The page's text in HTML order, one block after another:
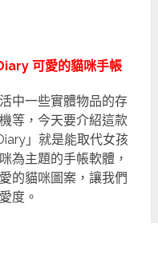
可愛的貓咪手帳
中一些實體物品的存
等，今天要介紹這款
」就是能取代女孩
為主題的手帳軟體，
的貓咪圖案，讓我們
度。